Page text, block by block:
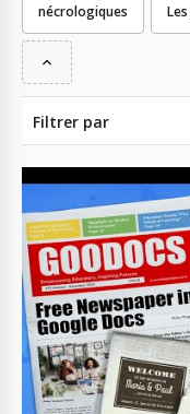
nécrologiques
Filtrer par